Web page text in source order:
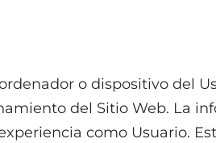
o dispositivo del
del Sitio Web. La
como Usuario.